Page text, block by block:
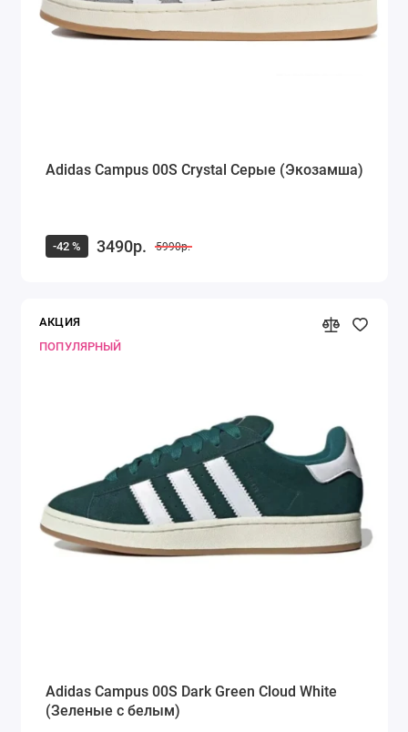
Adidas Campus 00S Crystal Серые (Экозамша)
-42 % 3490р. 5990р.
АКЦИЯ
ПОПУЛЯРНЫЙ
Adidas Campus 00S Dark Green Cloud White
(Зеленые с белым)